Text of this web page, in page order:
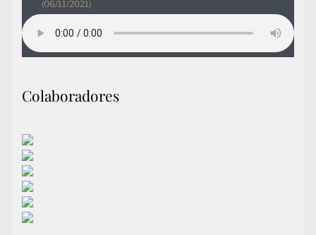
(06/11/2021)
Colaboradores